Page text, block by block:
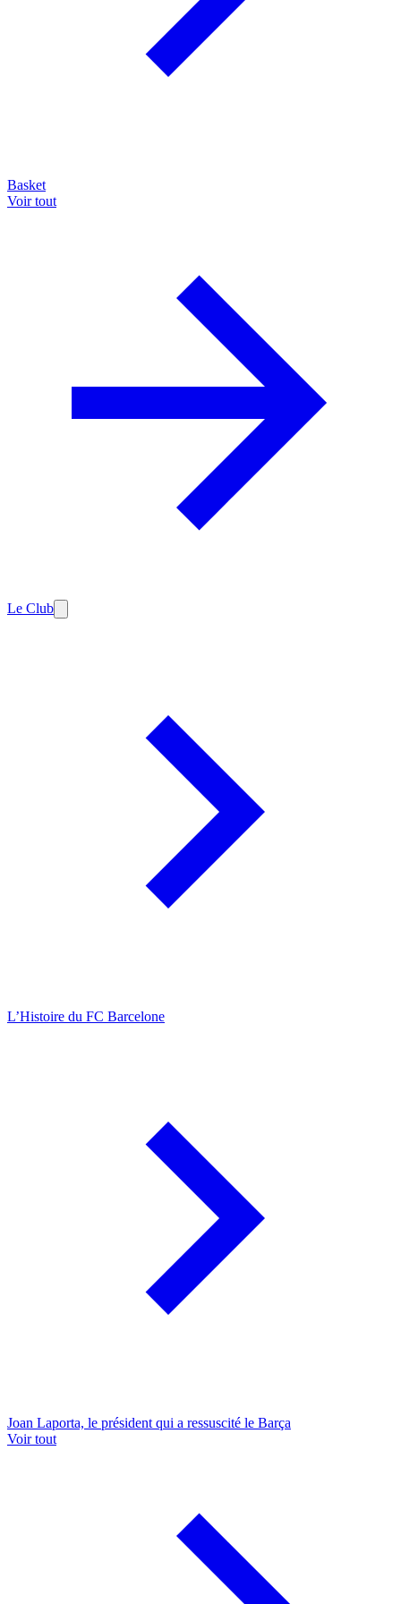
Basket
Voir tout
Le Club
L’Histoire du FC Barcelone
Joan Laporta, le président qui a ressuscité le Barça
Voir tout